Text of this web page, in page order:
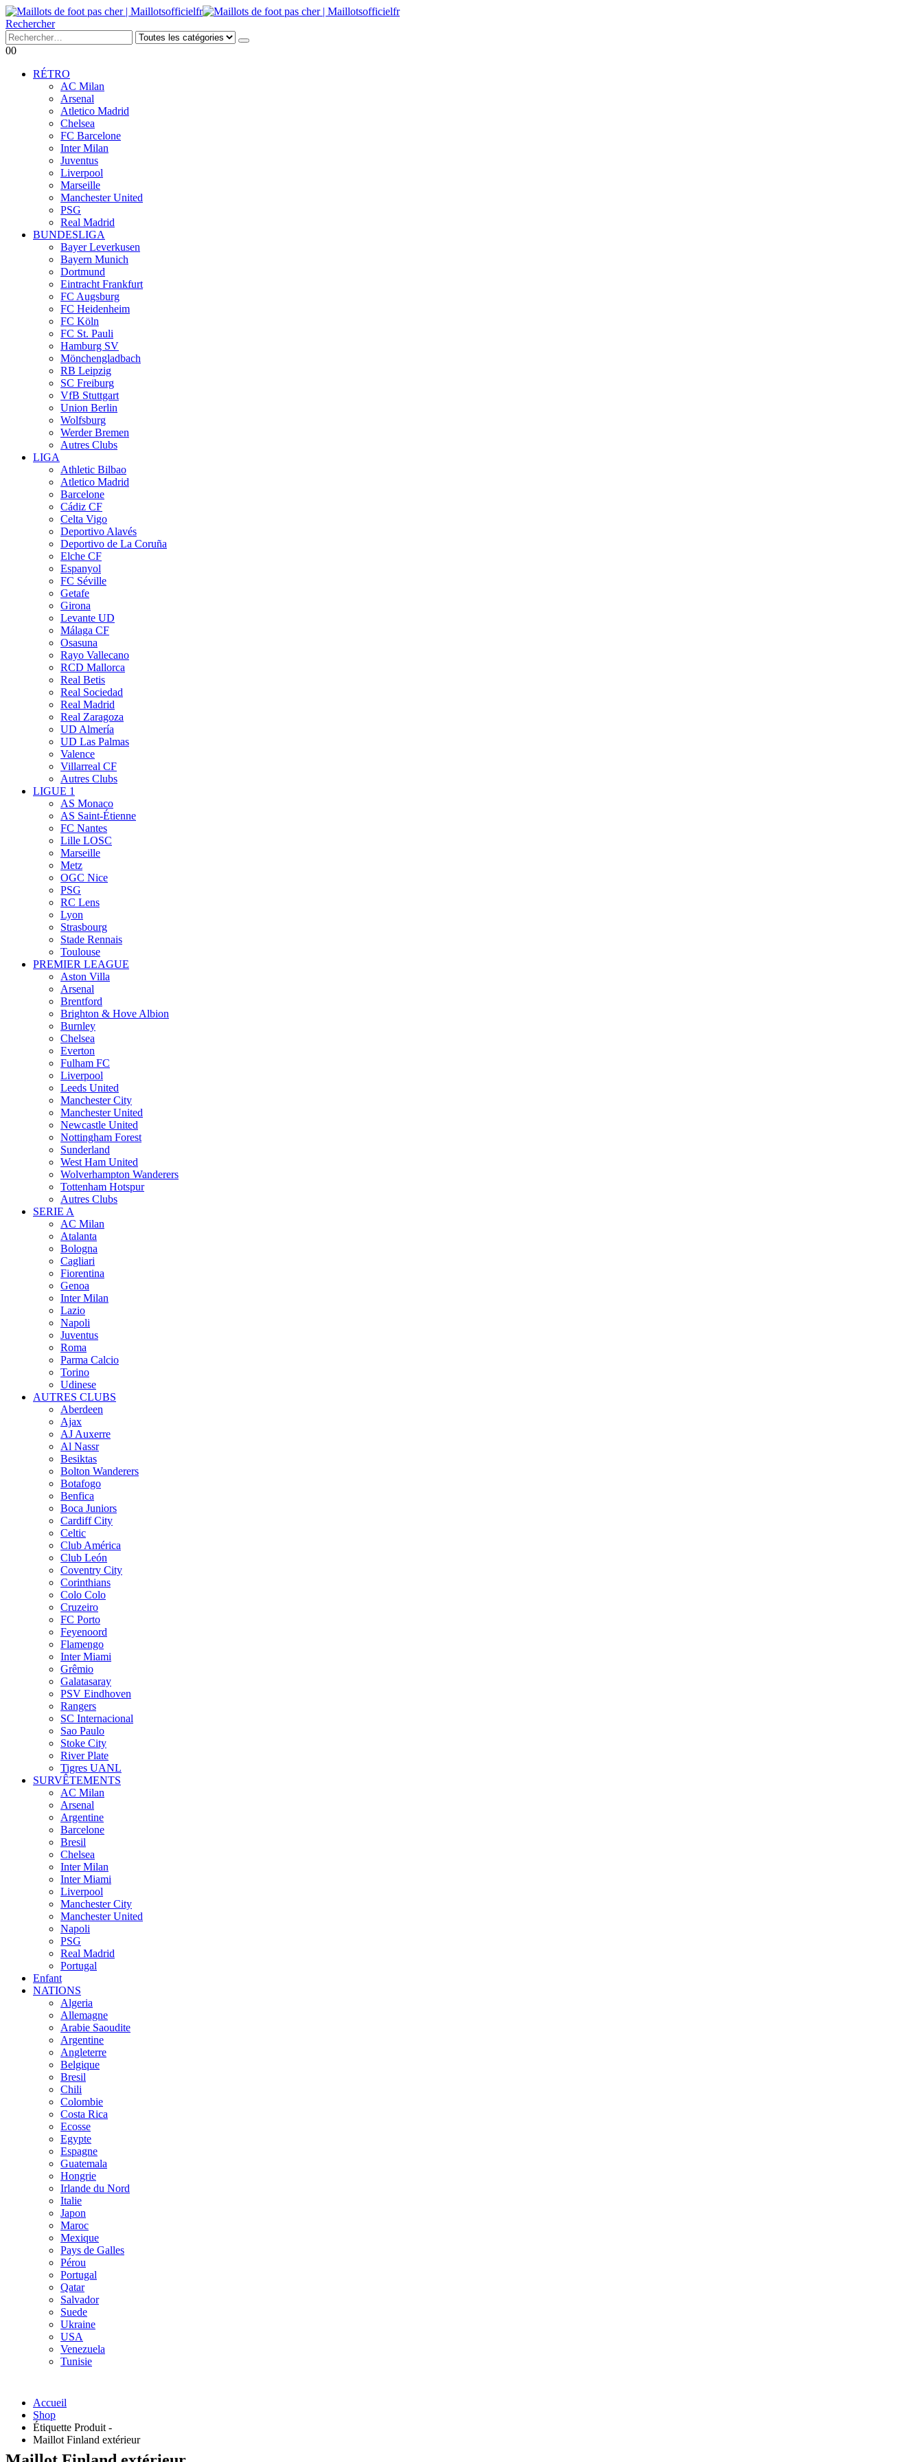
Rechercher
00
RÉTRO
AC Milan
Arsenal
Atletico Madrid
Chelsea
FC Barcelone
Inter Milan
Juventus
Liverpool
Marseille
Manchester United
PSG
Real Madrid
BUNDESLIGA
Bayer Leverkusen
Bayern Munich
Dortmund
Eintracht Frankfurt
FC Augsburg
FC Heidenheim
FC Köln
FC St. Pauli
Hamburg SV
Mönchengladbach
RB Leipzig
SC Freiburg
VfB Stuttgart
Union Berlin
Wolfsburg
Werder Bremen
Autres Clubs
LIGA
Athletic Bilbao
Atletico Madrid
Barcelone
Cádiz CF
Celta Vigo
Deportivo Alavés
Deportivo de La Coruña
Elche CF
Espanyol
FC Séville
Getafe
Girona
Levante UD
Málaga CF
Osasuna
Rayo Vallecano
RCD Mallorca
Real Betis
Real Sociedad
Real Madrid
Real Zaragoza
UD Almería
UD Las Palmas
Valence
Villarreal CF
Autres Clubs
LIGUE 1
AS Monaco
AS Saint-Étienne
FC Nantes
Lille LOSC
Marseille
Metz
OGC Nice
PSG
RC Lens
Lyon
Strasbourg
Stade Rennais
Toulouse
PREMIER LEAGUE
Aston Villa
Arsenal
Brentford
Brighton & Hove Albion
Burnley
Chelsea
Everton
Fulham FC
Liverpool
Leeds United
Manchester City
Manchester United
Newcastle United
Nottingham Forest
Sunderland
West Ham United
Wolverhampton Wanderers
Tottenham Hotspur
Autres Clubs
SERIE A
AC Milan
Atalanta
Bologna
Cagliari
Fiorentina
Genoa
Inter Milan
Lazio
Napoli
Juventus
Roma
Parma Calcio
Torino
Udinese
AUTRES CLUBS
Aberdeen
Ajax
AJ Auxerre
Al Nassr
Besiktas
Bolton Wanderers
Botafogo
Benfica
Boca Juniors
Cardiff City
Celtic
Club América
Club León
Coventry City
Corinthians
Colo Colo
Cruzeiro
FC Porto
Feyenoord
Flamengo
Inter Miami
Grêmio
Galatasaray
PSV Eindhoven
Rangers
SC Internacional
Sao Paulo
Stoke City
River Plate
Tigres UANL
SURVÊTEMENTS
AC Milan
Arsenal
Argentine
Barcelone
Bresil
Chelsea
Inter Milan
Inter Miami
Liverpool
Manchester City
Manchester United
Napoli
PSG
Real Madrid
Portugal
Enfant
NATIONS
Algeria
Allemagne
Arabie Saoudite
Argentine
Angleterre
Belgique
Bresil
Chili
Colombie
Costa Rica
Ecosse
Egypte
Espagne
Guatemala
Hongrie
Irlande du Nord
Italie
Japon
Maroc
Mexique
Pays de Galles
Pérou
Portugal
Qatar
Salvador
Suede
Ukraine
USA
Venezuela
Tunisie
Accueil
Shop
Étiquette Produit -
Maillot Finland extérieur